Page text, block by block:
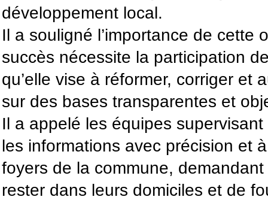
développement local.
Il a souligné l’importance de cette
succès nécessite la participation
qu’elle vise à réformer, corriger et
sur des bases transparentes et
Il a appelé les équipes supervisant
les informations avec précision et
foyers de la commune,
rester dans leurs domiciles et de